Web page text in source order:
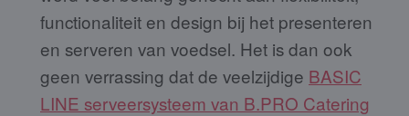
functionaliteit en design bij het presenteren
en serveren van voedsel. Het is dan ook
geen verrassing dat de veelzijdige BASIC
LINE serveersysteem van B.PRO Catering